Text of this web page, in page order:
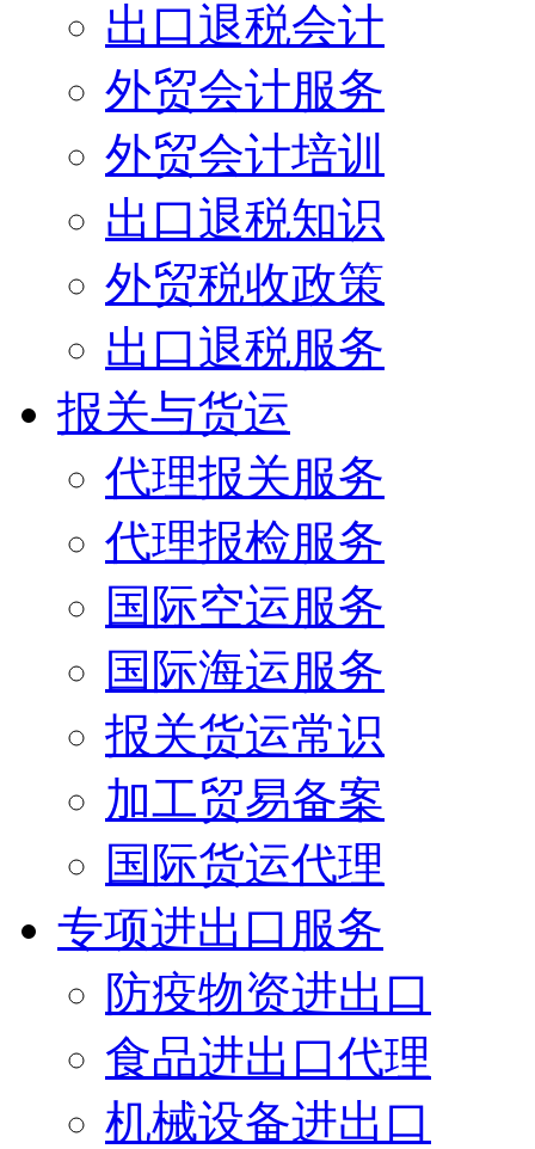
出口退税会计
外贸会计服务
外贸会计培训
出口退税知识
外贸税收政策
出口退税服务
报关与货运
代理报关服务
代理报检服务
国际空运服务
国际海运服务
报关货运常识
加工贸易备案
国际货运代理
专项进出口服务
防疫物资进出口
食品进出口代理
机械设备进出口